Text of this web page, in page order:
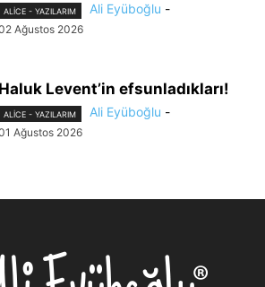
ALİCE - YAZILARIM Ali Eyüboğlu -
Ağustos 2026
Haluk Levent’in efsunladıkları!
ALİCE - YAZILARIM Ali Eyüboğlu -
Ağustos 2026